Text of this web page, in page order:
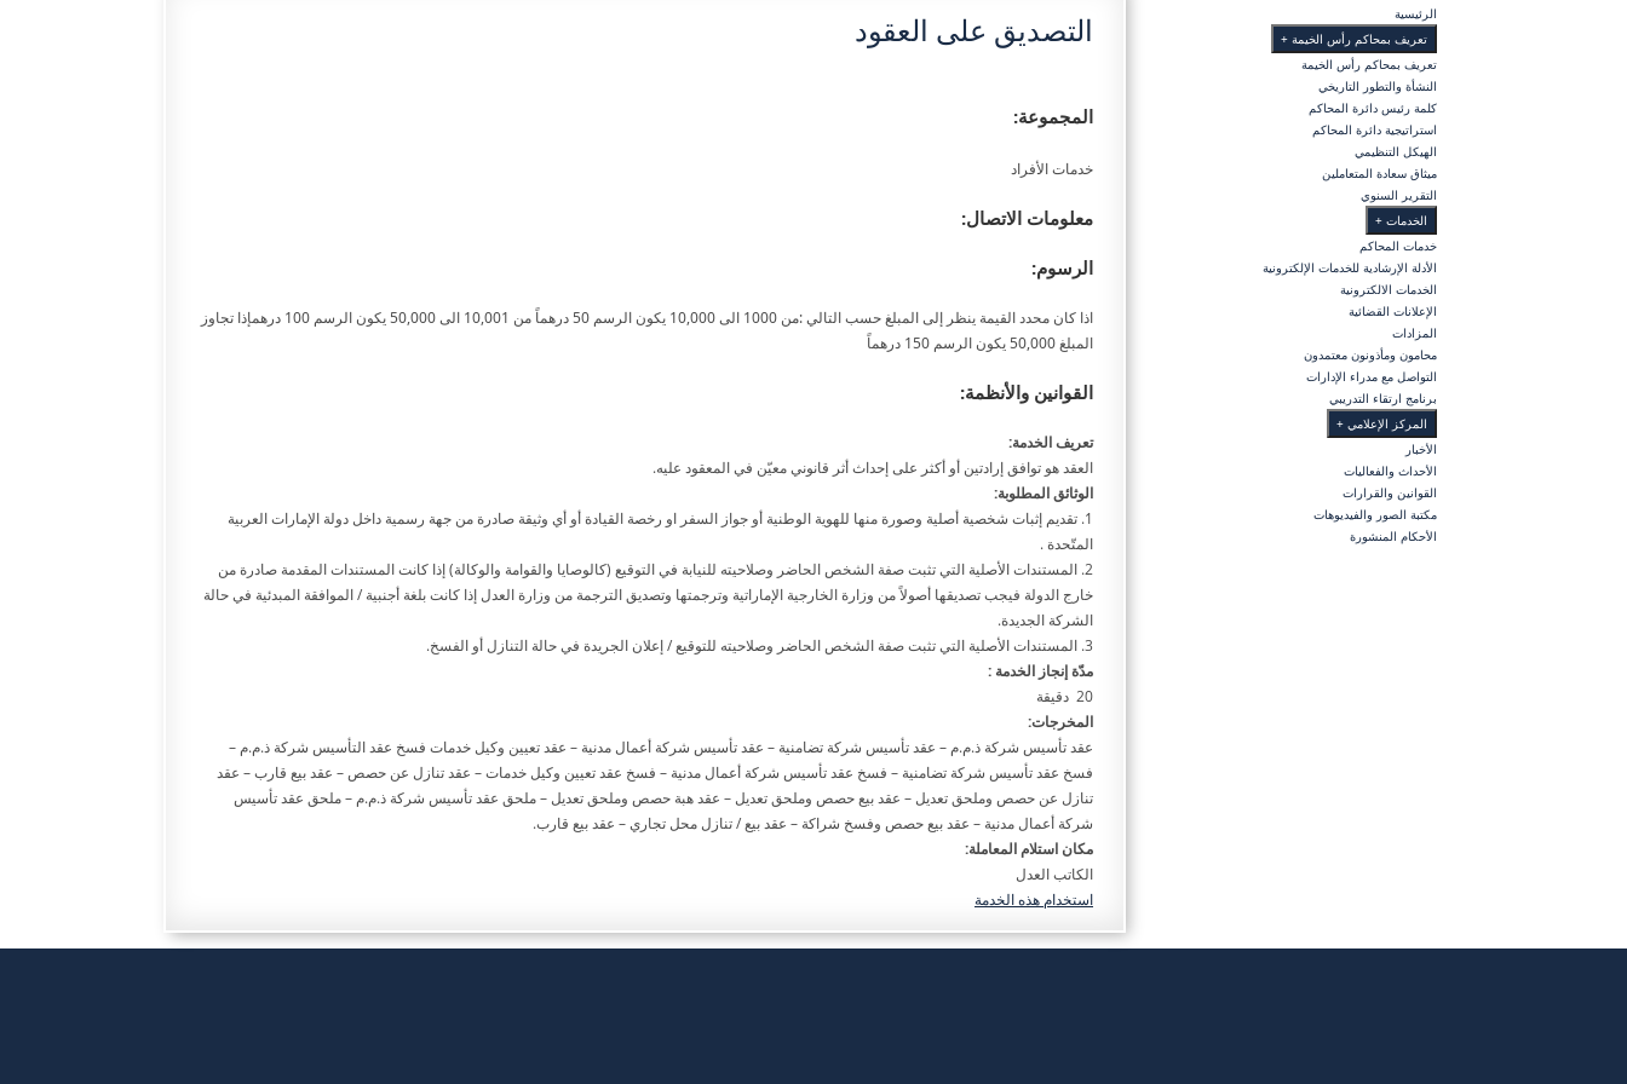
الرئيسية
تعريف بمحاكم رأس الخيمة +
تعريف بمحاكم رأس الخيمة
النشأة والتطور التاريخي
كلمة رئيس دائرة المحاكم
استراتيجية دائرة المحاكم
الهيكل التنظيمي
ميثاق سعادة المتعاملين
التقرير السنوي
الخدمات +
خدمات المحاكم
الأدلة الإرشادية للخدمات الإلكترونية
الخدمات الالكترونية
الإعلانات القضائية
المزادات
محامون ومأذونون معتمدون
التواصل مع مدراء الإدارات
برنامج ارتقاء التدريبي
المركز الإعلامي +
الأخبار
الأحداث والفعاليات
القوانين والقرارات
مكتبة الصور والفيديوهات
الأحكام المنشورة
التصديق على العقود
المجموعة:
خدمات الأفراد
معلومات الاتصال:
الرسوم:
اذا كان محدد القيمة ينظر إلى المبلغ حسب التالي :من 1000 الى 10,000 يكون الرسم 50 درهماً من 10,001 الى 50,000 يكون الرسم 100 درهمإذا تجاوز
المبلغ 50,000 يكون الرسم 150 درهماً
القوانين والأنظمة:
تعريف الخدمة:
العقد هو توافق إرادتين أو أكثر على إحداث أثر قانوني معيّن في المعقود عليه.
الوثائق المطلوبة:
1. تقديم إثبات شخصية أصلية وصورة منها للهوية الوطنية أو جواز السفر او رخصة القيادة أو أي وثيقة صادرة من جهة رسمية داخل دولة الإمارات العربية
المتّحدة .
2. المستندات الأصلية التي تثبت صفة الشخص الحاضر وصلاحيته للنيابة في التوقيع (كالوصايا والقوامة والوكالة) إذا كانت المستندات المقدمة صادرة من
خارج الدولة فيجب تصديقها أصولاً من وزارة الخارجية الإماراتية وترجمتها وتصديق الترجمة من وزارة العدل إذا كانت بلغة أجنبية / الموافقة المبدئية في حالة
الشركة الجديدة.
3. المستندات الأصلية التي تثبت صفة الشخص الحاضر وصلاحيته للتوقيع / إعلان الجريدة في حالة التنازل أو الفسخ.
مدّة إنجاز الخدمة :
20 دقيقة
المخرجات:
عقد تأسيس شركة ذ.م.م – عقد تأسيس شركة تضامنية – عقد تأسيس شركة أعمال مدنية – عقد تعيين وكيل خدمات فسخ عقد التأسيس شركة ذ.م.م –
فسخ عقد تأسيس شركة تضامنية – فسخ عقد تأسيس شركة أعمال مدنية – فسخ عقد تعيين وكيل خدمات – عقد تنازل عن حصص – عقد بيع قارب – عقد
تنازل عن حصص وملحق تعديل – عقد بيع حصص وملحق تعديل – عقد هبة حصص وملحق تعديل – ملحق عقد تأسيس شركة ذ.م.م – ملحق عقد تأسيس
شركة أعمال مدنية – عقد بيع حصص وفسخ شراكة – عقد بيع / تنازل محل تجاري – عقد بيع قارب.
مكان استلام المعاملة:
الكاتب العدل
استخدام هذه الخدمة